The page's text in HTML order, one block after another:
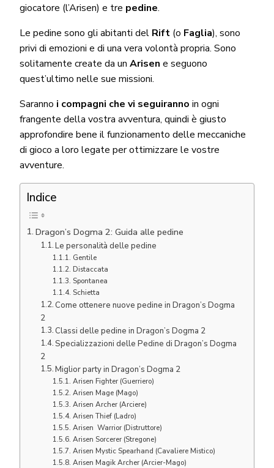
giocatore (l’Arisen) e tre pedine.
Le pedine sono gli abitanti del Rift (o Faglia), sono
privi di emozioni e di una vera volontà propria. Sono
solitamente create da unArisen e seguono
quest’ultimo nelle sue missioni.
Saranno i compagni che vi seguiranno in ogni
frangente della vostra avventura, quindi è giusto
approfondire bene il funzionamento delle meccaniche
di gioco a loro legate per ottimizzare le vostre
avventure.
Indice
Dragon’s Dogma 2: Guida alle pedine
Le personalità delle pedine
Gentile
Distaccata
Spontanea
Schietta
Come ottenere nuove pedine in Dragon’s Dogma
2
Classi delle pedine in Dragon’s Dogma 2
Specializzazioni delle Pedine di Dragon’s Dogma
2
Miglior party in Dragon’s Dogma 2
Arisen Fighter (Guerriero)
Arisen Mage (Mago)
Arisen Archer (Arciere)
Arisen Thief (Ladro)
Arisen Warrior (Distruttore)
Arisen Sorcerer (Stregone)
Arisen Mystic Spearhand (Cavaliere Mistico)
Arisen Magik Archer (Arcier-Mago)